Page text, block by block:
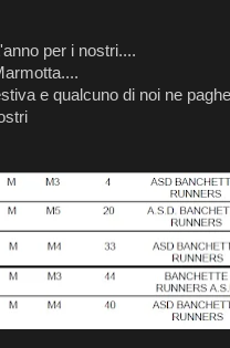
per i nostri....
e qualcuno di noi ne